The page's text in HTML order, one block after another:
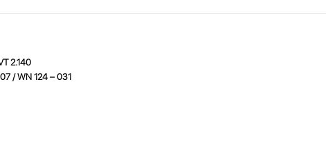
2.140
/ WN 124 – 031